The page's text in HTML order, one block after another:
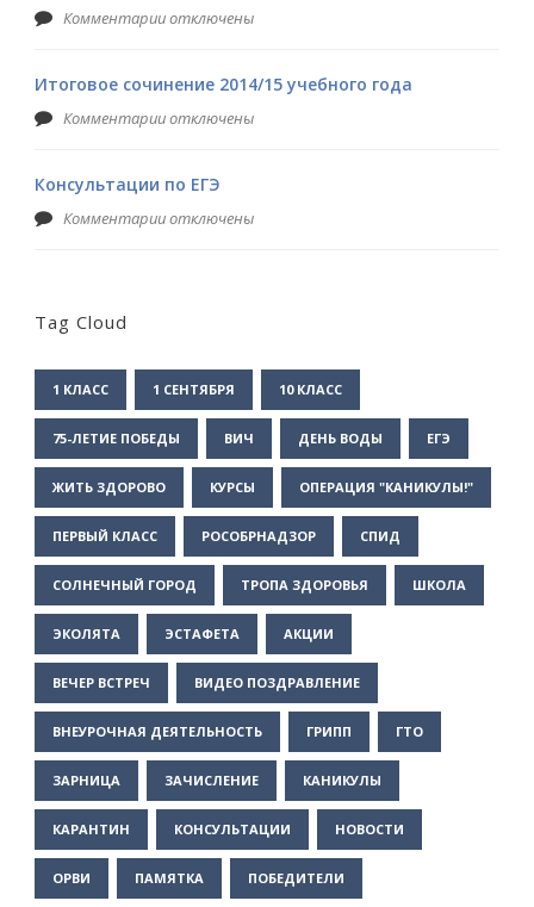
Комментарии отключены
Итоговое сочинение 2014/15 учебного года
Комментарии отключены
Консультации по ЕГЭ
Комментарии отключены
Tag Cloud
1 КЛАСС 1 СЕНТЯБРЯ 10 КЛАСС
75-ЛЕТИЕ ПОБЕДЫ ВИЧ ДЕНЬ ВОДЫ ЕГЭ
ЖИТЬ ЗДОРОВО КУРСЫ ОПЕРАЦИЯ "КАНИКУЛЫ!"
ПЕРВЫЙ КЛАСС РОСОБРНАДЗОР СПИД
СОЛНЕЧНЫЙ ГОРОД ТРОПА ЗДОРОВЬЯ ШКОЛА
ЭКОЛЯТА ЭСТАФЕТА АКЦИИ
ВЕЧЕР ВСТРЕЧ ВИДЕО ПОЗДРАВЛЕНИЕ
ВНЕУРОЧНАЯ ДЕЯТЕЛЬНОСТЬ ГРИПП ГТО
ЗАРНИЦА ЗАЧИСЛЕНИЕ КАНИКУЛЫ
КАРАНТИН КОНСУЛЬТАЦИИ НОВОСТИ
ОРВИ ПАМЯТКА ПОБЕДИТЕЛИ